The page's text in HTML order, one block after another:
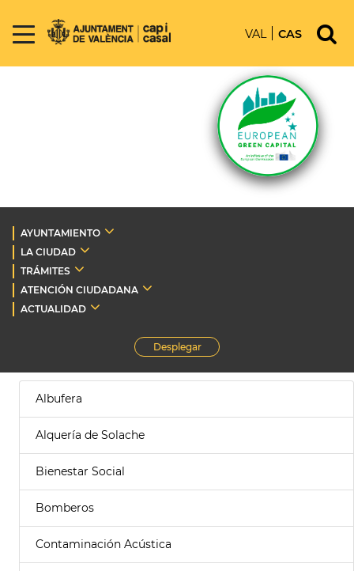
VAL CAS
AYUNTAMIENTO
LA CIUDAD
TRÁMITES
ATENCIÓN CIUDADANA
ACTUALIDAD
Desplegar
Albufera
Alquería de Solache
Bienestar Social
Bomberos
Contaminación Acústica